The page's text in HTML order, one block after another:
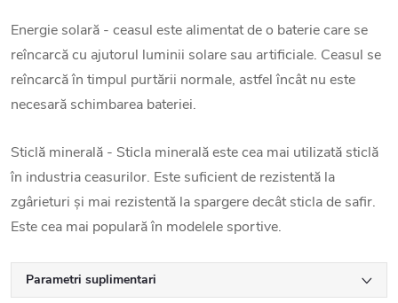
Energie solară - ceasul este alimentat de o baterie care se
reîncarcă cu ajutorul luminii solare sau artificiale. Ceasul se
reîncarcă în timpul purtării normale, astfel încât nu este
necesară schimbarea bateriei.
Sticlă minerală - Sticla minerală este cea mai utilizată sticlă
în industria ceasurilor. Este suficient de rezistentă la
zgârieturi și mai rezistentă la spargere decât sticla de safir.
Este cea mai populară în modelele sportive.
Parametri suplimentari